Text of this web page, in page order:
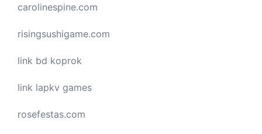
carolinespine.com
risingsushigame.com
link bd koprok
link lapkv games
rosefestas.com